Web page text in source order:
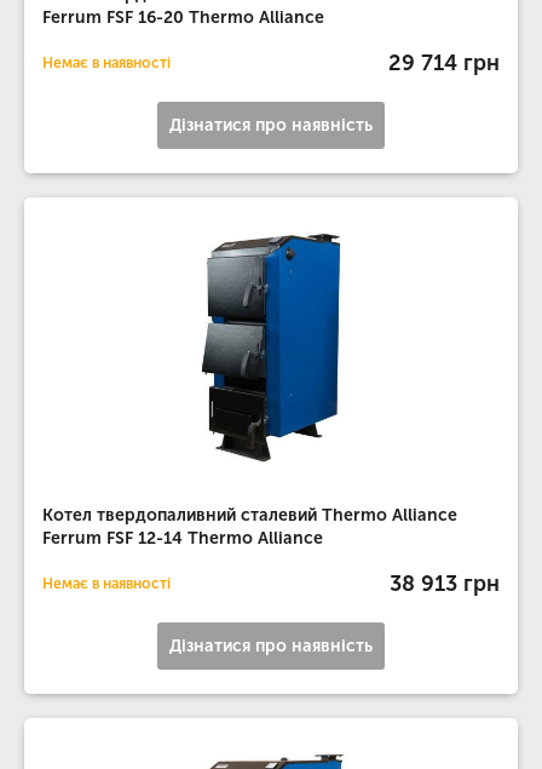
Ferrum FSF 16-20 Thermo Alliance
Немає в наявності 29 714 грн
Дізнатися про наявність
Котел твердопаливний сталевий Thermo Alliance
Ferrum FSF 12-14 Thermo Alliance
Немає в наявності 38 913 грн
Дізнатися про наявність